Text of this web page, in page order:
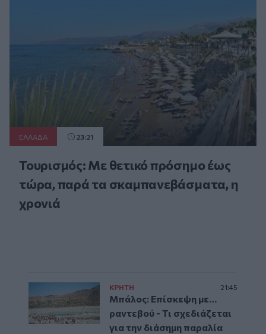
ΕΛΛAΔΑ 23:21
Τουρισμός: Με θετικό πρόσημο έως
τώρα, παρά τα σκαμπανεβάσματα, η
χρονιά
ΚΡΗΤΗ 21:45
Μπάλος: Επίσκεψη με…
ραντεβού - Τι σχεδιάζεται
για την διάσημη παραλία